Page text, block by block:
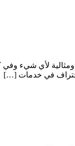
لأي شيء وفي
في خدمات […]